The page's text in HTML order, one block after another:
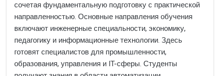
сочетая фундаментальную подготовку с практической
направленностью. Основные направления обучения
включают инженерные специальности, экономику,
педагогику и информационные технологии. Здесь
готовят специалистов для промышленности,
образования, управления и IT-сферы. Студенты